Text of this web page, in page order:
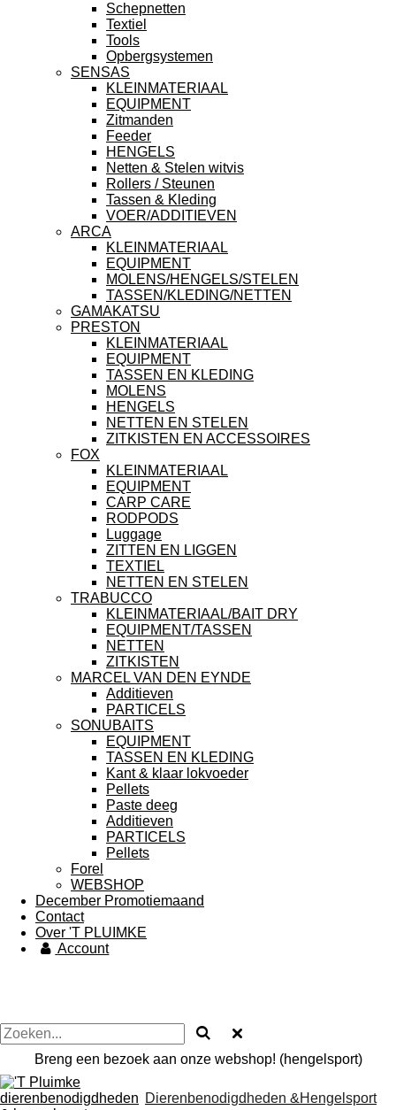
Schepnetten
Textiel
Tools
Opbergsystemen
SENSAS
KLEINMATERIAAL
EQUIPMENT
Zitmanden
Feeder
HENGELS
Netten & Stelen witvis
Rollers / Steunen
Tassen & Kleding
VOER/ADDITIEVEN
ARCA
KLEINMATERIAAL
EQUIPMENT
MOLENS/HENGELS/STELEN
TASSEN/KLEDING/NETTEN
GAMAKATSU
PRESTON
KLEINMATERIAAL
EQUIPMENT
TASSEN EN KLEDING
MOLENS
HENGELS
NETTEN EN STELEN
ZITKISTEN EN ACCESSOIRES
FOX
KLEINMATERIAAL
EQUIPMENT
CARP CARE
RODPODS
Luggage
ZITTEN EN LIGGEN
TEXTIEL
NETTEN EN STELEN
TRABUCCO
KLEINMATERIAAL/BAIT DRY
EQUIPMENT/TASSEN
NETTEN
ZITKISTEN
MARCEL VAN DEN EYNDE
Additieven
PARTICELS
SONUBAITS
EQUIPMENT
TASSEN EN KLEDING
Kant & klaar lokvoeder
Pellets
Paste deeg
Additieven
PARTICELS
Pellets
Forel
WEBSHOP
December Promotiemaand
Contact
Over 'T PLUIMKE
Account
Breng een bezoek aan onze webshop! (hengelsport)
Dierenbenodigdheden &Hengelsport